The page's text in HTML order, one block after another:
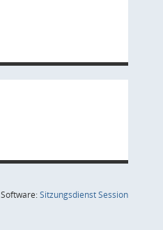
Software:SitzungsdienstSession(Wird in